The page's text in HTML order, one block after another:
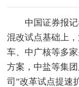
中国证券报记
混改试点基础上
车、中广核等多
方案，中盐等集
司”改革试点提速